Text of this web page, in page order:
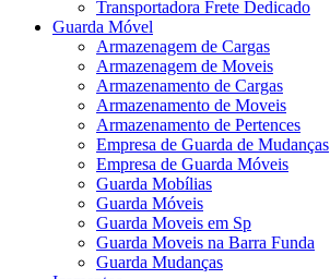
Transportadora Frete Dedicado
Guarda Móvel
Armazenagem de Cargas
Armazenagem de Moveis
Armazenamento de Cargas
Armazenamento de Moveis
Armazenamento de Pertences
Empresa de Guarda de Mudanças
Empresa de Guarda Móveis
Guarda Mobílias
Guarda Móveis
Guarda Moveis em Sp
Guarda Moveis na Barra Funda
Guarda Mudanças